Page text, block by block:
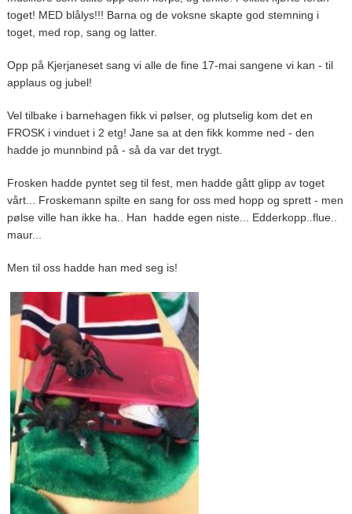
toget! MED blålys!!! Barna og de voksne skapte god stemning i
toget, med rop, sang og latter.
Opp på Kjerjaneset sang vi alle de fine 17-mai sangene vi kan - til
applaus og jubel!
Vel tilbake i barnehagen fikk vi pølser, og plutselig kom det en
FROSK i vinduet i 2 etg! Jane sa at den fikk komme ned - den
hadde jo munnbind på - så da var det trygt.
Frosken hadde pyntet seg til fest, men hadde gått glipp av toget
vårt... Froskemann spilte en sang for oss med hopp og sprett - men
pølse ville han ikke ha.. Han hadde egen niste... Edderkopp..flue..
maur...
Men til oss hadde han med seg is!